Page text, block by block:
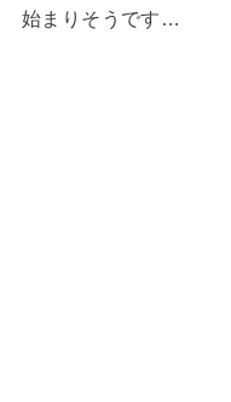
始まりそうです…